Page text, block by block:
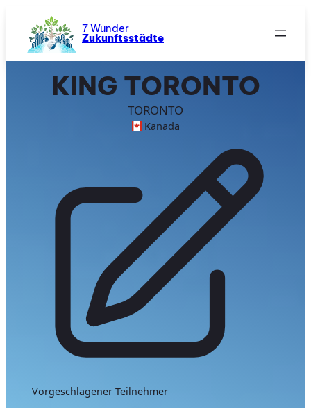
Inhalt
springen
7 Wunder
Zukunftsstädte
KING TORONTO
TORONTO
Kanada
Vorgeschlagener Teilnehmer